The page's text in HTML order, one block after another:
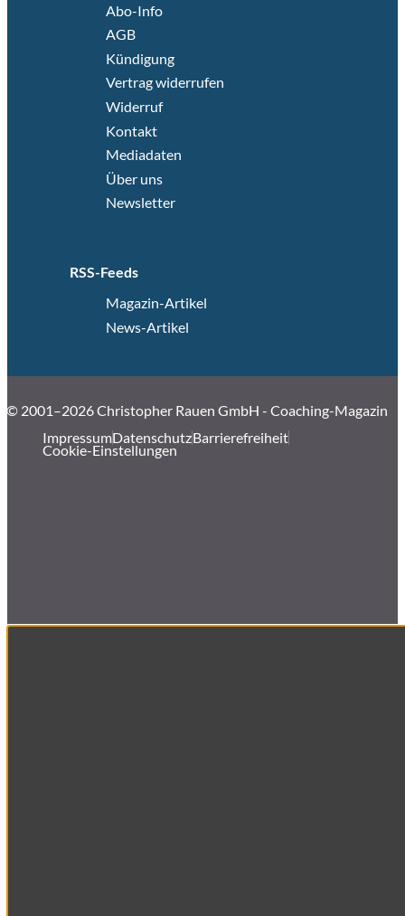
Abo-Info
AGB
Kündigung
Vertrag widerrufen
Widerruf
Kontakt
Mediadaten
Über uns
Newsletter
RSS-Feeds
Magazin-Artikel
News-Artikel
© 2001–2026 Christopher Rauen GmbH - Coaching-Magazin
ImpressumDatenschutzBarrierefreiheit
Cookie-Einstellungen